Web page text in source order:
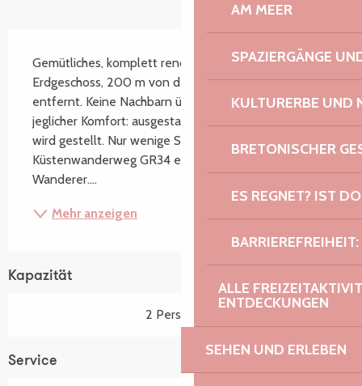
AM MEER
SPAZIERGÄNGE
KULTURERBE UND
BRETONISCHER
ES REGNET? IST
ALLE
ENTDECKUNGEN
SEHEN UND ERLEBEN
Gemütliches, komplett renoviertes Studio im
Erdgeschoss, 200 m von der Bucht St. Anne
entfernt. Keine Nachbarn über Ihnen, ruhige Lage und
jeglicher Komfort: ausgestattete Küche, Bettwäsche
wird gestellt. Nur wenige Schritte vom Meer und dem
Küstenwanderweg GR34 entfernt, ideal für
Wanderer....
Mehr anzeigen
Kapazität
2 Person(en)
Service